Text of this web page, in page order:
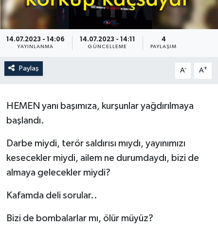
14.07.2023 - 14:06
YAYINLANMA
14.07.2023 - 14:11
GÜNCELLEME
4
PAYLAŞIM
Paylaş A- A+
HEMEN yanı başımıza, kurşunlar yağdırılmaya
başlandı.
Darbe miydi, terör saldırısı mıydı, yayınımızı
kesecekler miydi, ailem ne durumdaydı, bizi de
almaya gelecekler miydi?
Kafamda deli sorular..
Bizi de bombalarlar mı, ölür müyüz?